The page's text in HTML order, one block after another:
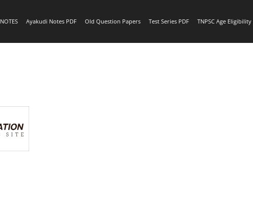
Ayakudi Notes PDF Old Question Papers Test Series PDF TNPSC Age